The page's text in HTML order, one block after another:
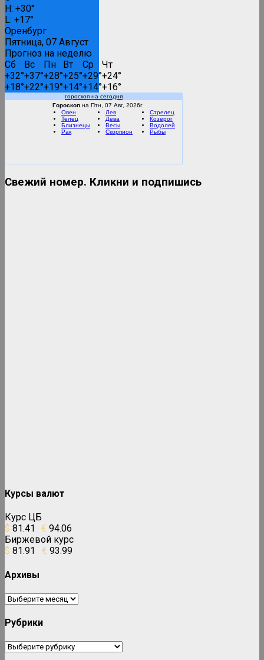
Вести FM
RMC Lounge
Дискотека 80-90
H: +30°
L: +17°
Оренбург
Пятница, 07 Август
Прогноз на неделю
Сб
Вс Пн Вт Ср
Чт
+32°+37°+28°+25°+29°+24°
+18°+22°+19°+14°+14°+16°
Гороскоп на Птн, 07 Авг, 2026г
гороскоп на сегодня
Овен
Телец
Близнецы
Рак
Лев
Дева
Весы
Скорпион
Стрелец
Козерог
Водолей
Рыбы
Свежий номер. Кликни и подпишись
Курсы валют
Курс ЦБ
$ 81.41 € 94.06
Биржевой курс
$ 81.91 € 93.99
Архивы
Архивы
Рубрики
Рубрики